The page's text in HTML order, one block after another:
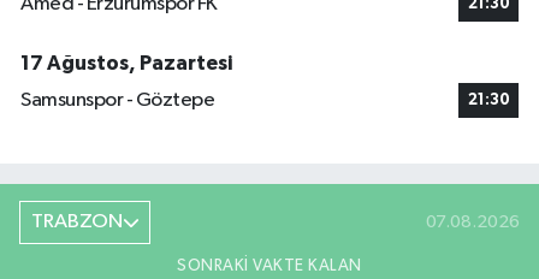
Amed - Erzurumspor FK 21:30
17 Ağustos, Pazartesi
Samsunspor - Göztepe
21:30
TRABZON 07.08.2026
SONRAKI VAKTE KALAN